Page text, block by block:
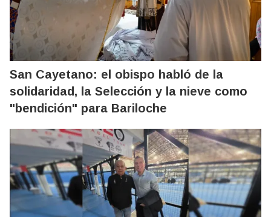
San Cayetano: el obispo habló de la
solidaridad, la Selección y la nieve como
"bendición" para Bariloche